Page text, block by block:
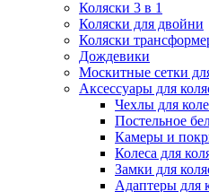
Коляски 3 в 1
Коляски для двойни
Коляски
Дождевики
Москитные сетки
Аксессуары для
Чехлы для
Постельное
Камеры и
Колеса для
Замки для
Адаптеры для